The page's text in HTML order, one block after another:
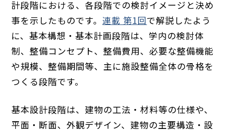
計段階における、各段階での検討イメージと決め
事を示したものです。連載 第1回で解説したよう
に、基本構想・基本計画段階は、学内の検討体
制、整備コンセプト、整備費用、必要な整備機能
や規模、整備期間等、主に施設整備全体の骨格を
つくる段階です。
基本設計段階は、建物の工法・材料等の仕様や、
平面・断面、外観デザイン、建物の主要構造・設